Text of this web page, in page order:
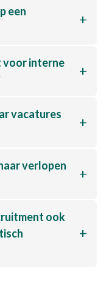
een
voor interne
vacatures
verlopen
ook